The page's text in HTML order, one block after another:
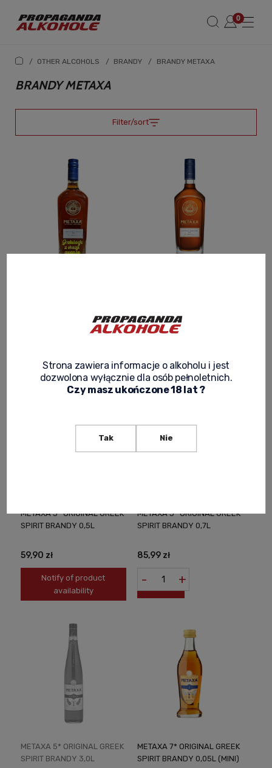
/ OTHER ALCOHOLS / BRANDY / BRANDY METAXA
BRANDY METAXA
Filter/sort
159,90 zł
METAXA 5* ORIGINAL GREEK
SPIRIT BRANDY 0,5L
59,90 zł
Notify of product
availability
METAXA 5* ORIGINAL GREEK
SPIRIT BRANDY 0,7L
85,99 zł
- +
METAXA 5* ORIGINAL GREEK
SPIRIT BRANDY 3,0L
METAXA 7* ORIGINAL GREEK
SPIRIT BRANDY 0,05L (MINI)
Strona zawiera informacje o alkoholu i jest
dozwolona wyłącznie dla osób pełnoletnich.
Czy masz ukończone 18 lat ?
Tak Nie